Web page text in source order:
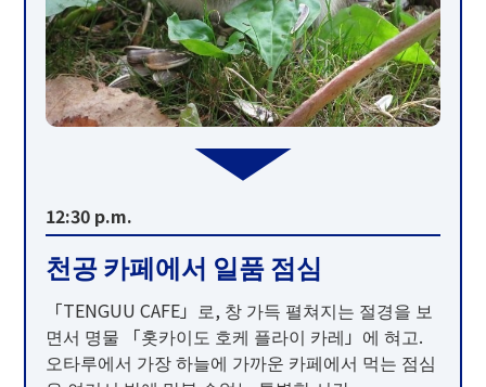
12:30 p.m.
천공 카페에서 일품 점심
「TENGUU CAFE」로, 창 가득 펼쳐지는 절경을 보
면서 명물 「홋카이도 호케 플라이 카레」에 혀고.
오타루에서 가장 하늘에 가까운 카페에서 먹는 점심